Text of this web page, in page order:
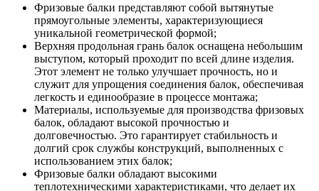
Фризовые балки представляют собой вытянутые
прямоугольные элементы, характеризующиеся
уникальной геометрической формой;
Верхняя продольная грань балок оснащена небольшим
выступом, который проходит по всей длине изделия.
Этот элемент не только улучшает прочность, но и
служит для упрощения соединения балок, обеспечивая
легкость и единообразие в процессе монтажа;
Материалы, используемые для производства фризовых
балок, обладают высокой прочностью и
долговечностью. Это гарантирует стабильность и
долгий срок службы конструкций, выполненных с
использованием этих балок;
Фризовые балки обладают высокими
теплотехническими характеристиками, что делает их